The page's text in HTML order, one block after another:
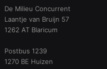
De Milieu Concurrent
Laantje van Bruijn 57
1262 AT Blaricum
Postbus 1239
1270 BE Huizen